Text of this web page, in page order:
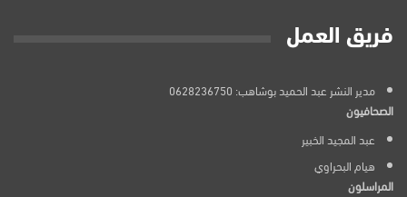
فريق العمل
مدير النشر عبد الحميد بوشاهب: 0628236750
الصحافيون
عبد المجيد الخبير
هيام البحراوي
المراسلون